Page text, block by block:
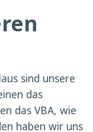
sind unsere
das
das VBA, wie
haben wir uns